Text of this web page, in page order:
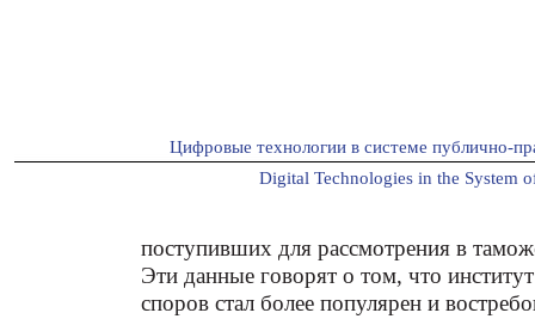
Цифровые технологии в системе публично-
Digital Technologies in the System
поступивших для рассмотрения в
Эти данные говорят о том, что
споров стал более популярен и